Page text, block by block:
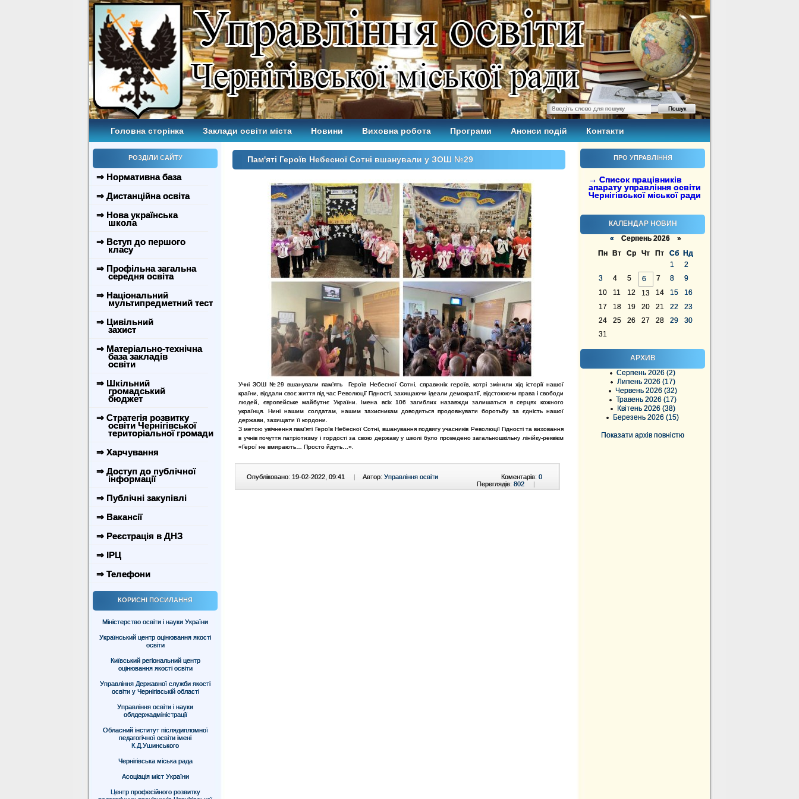
Головна сторінка Заклади освіти міста Новини Виховна робота Програми Анонси подій Контакти
РОЗДІЛИ САЙТУ
⇒ Нормативна база
⇒ Дистанційна освіта
⇒ Нова українська
школа
⇒ Вступ до першого
класу
⇒ Профільна загальна
середня освіта
⇒ Національний
мультипредметний тест
⇒ Цивільний
захист
⇒ Матеріально-технічна
база закладів
освіти
⇒ Шкільний
громадський
бюджет
⇒ Стратегія розвитку
освіти Чернігівської
територіальної громади
⇒ Харчування
⇒ Доступ до публічної
інформації
⇒ Публічні закупівлі
⇒ Вакансії
⇒ Реєстрація в ДНЗ
⇒ ІРЦ
⇒ Телефони
КОРИСНІ ПОСИЛАННЯ
Міністерство освіти і науки України
Український центр оцінювання якості
освіти
Київський регіональний центр
оцінювання якості освіти
Управління Державної служби якості
освіти у Чернігівській області
Управління освіти і науки
облдержадміністрації
Обласний інститут післядипломної
педагогічної освіти імені
К.Д.Ушинського
Чернігівська міська рада
Асоціація міст України
Центр професійного розвитку
ПРО УПРАВЛІННЯ
→ Список працівників
апарату управління освіти
Чернігівської міської ради
КАЛЕНДАР НОВИН
« Серпень 2026 »
Пн
Вт Ср Чт Пт Сб
Нд
1
2
3
4 5 6 7 8
9
10
11 12 13 14 15
16
17
18 19 20 21 22
23
24
25 26 27 28 29
30
31
АРХИВ
Серпень 2026 (2)
Липень 2026 (17)
Червень 2026 (32)
Травень 2026 (17)
Квітень 2026 (38)
Березень 2026 (15)
Показати архів повністю
Пам'яті Героїв Небесної Сотні вшанували у ЗОШ №29
Учні ЗОШ №29 вшанували пам’ять Героїв Небесної Сотні, справжніх героїв, котрі змінили хід історії нашої
країни, віддали своє життя під час Революції Гідності, захищаючи ідеали демократії, відстоюючи права і свободи
людей, європейське майбутнє України. Імена всіх 106 загиблих назавжди залишаться в серцях кожного
українця. Нині нашим солдатам, нашим захисникам доводиться продовжувати боротьбу за єдність нашої
держави, захищати її кордони.
З метою увічнення пам'яті Героїв Небесної Сотні, вшанування подвигу учасників Революції Гідності та виховання
в учнів почуття патріотизму і гордості за свою державу у школі було проведено загальношкільну лінійку-реквієм
«Герої не вмирають… Просто йдуть…».
Опубліковано: 19-02-2022, 09:41 | Автор: Управління освіти Коментарів: 0
Переглядів: 802 |